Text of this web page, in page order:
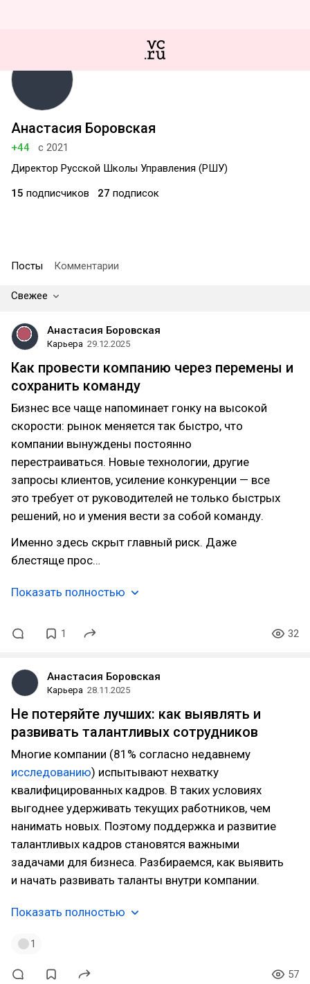
Анастасия Боровская
+44
с 2021
Директор Русской Школы Управления (РШУ)
15 подписчиков 27 подписок
Посты Комментарии
Свежее
Анастасия Боровская
Карьера 29.12.2025
Как провести компанию через перемены и
сохранить команду
Бизнес все чаще напоминает гонку на высокой
скорости: рынок меняется так быстро, что
компании вынуждены постоянно
перестраиваться. Новые технологии, другие
запросы клиентов, усиление конкуренции — все
это требует от руководителей не только быстрых
решений, но и умения вести за собой команду.
Именно здесь скрыт главный риск. Даже
блестяще прос…
Показать полностью
1 32
Анастасия Боровская
Карьера 28.11.2025
Не потеряйте лучших: как выявлять и
развивать талантливых сотрудников
Многие компании (81% согласно недавнему
исследованию) испытывают нехватку
квалифицированных кадров. В таких условиях
выгоднее удерживать текущих работников, чем
нанимать новых. Поэтому поддержка и развитие
талантливых кадров становятся важными
задачами для бизнеса. Разбираемся, как выявить
и начать развивать таланты внутри компании.
Показать полностью
1
57